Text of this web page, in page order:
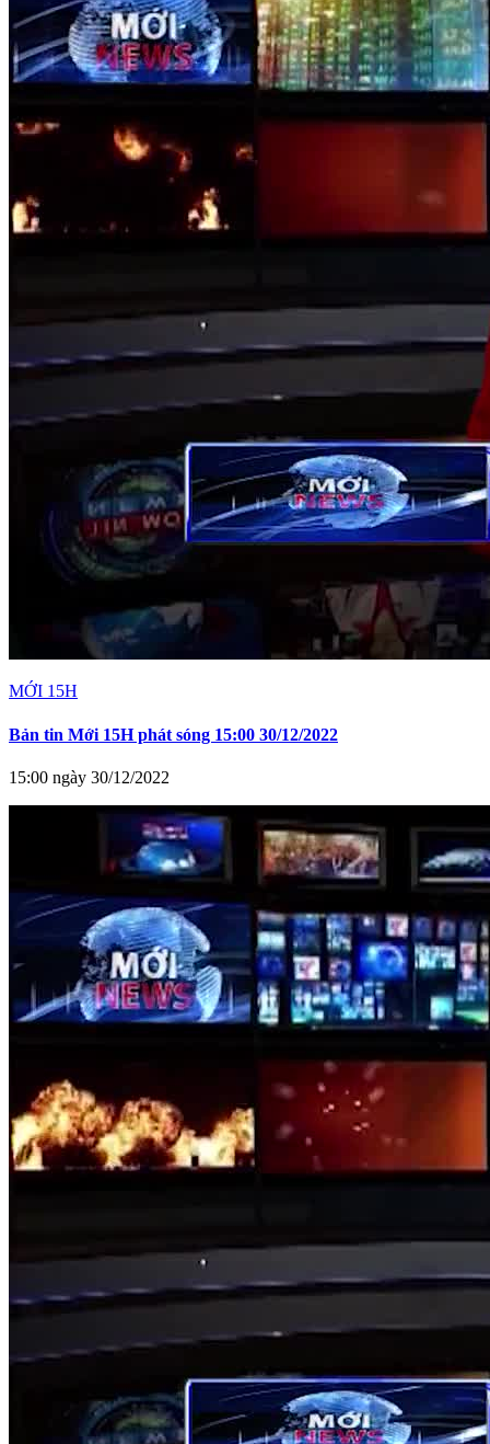
MỚI 15H
Bản tin Mới 15H phát sóng 15:00 30/12/2022
15:00 ngày 30/12/2022